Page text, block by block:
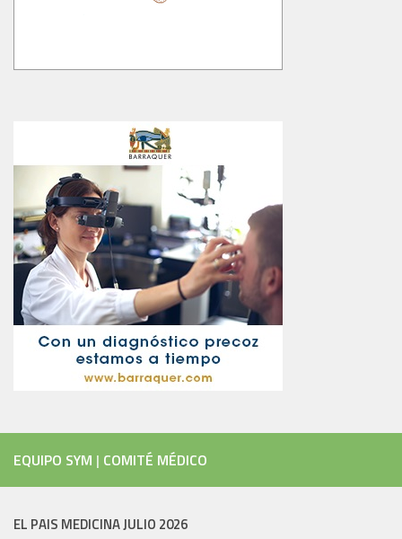
EQUIPO SYM | COMITÉ MÉDICO
EL PAIS MEDICINA JULIO 2026